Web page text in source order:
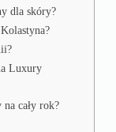
dla skóry?
Luxury
cały rok?